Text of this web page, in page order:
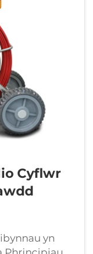
Cyflwr
yn